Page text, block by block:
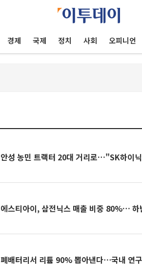
경제 국제 정치 사회 오피니언
안성 농민 트랙터 20대 거리로…"SK하이
에스티아이, 삼전닉스 매출 비중 80%… 하
폐배터리서 리튬 90% 뽑아낸다⋯국내 연